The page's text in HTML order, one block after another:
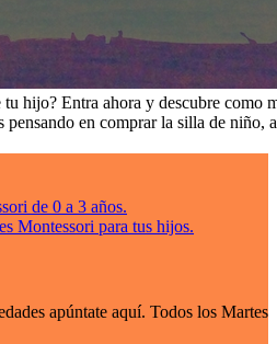
hijo? Entra ahora y descubre como
pensando en comprar la silla de niño,
de 0 a 3 años.
Montessori para tus hijos.
apúntate aquí. Todos los Martes